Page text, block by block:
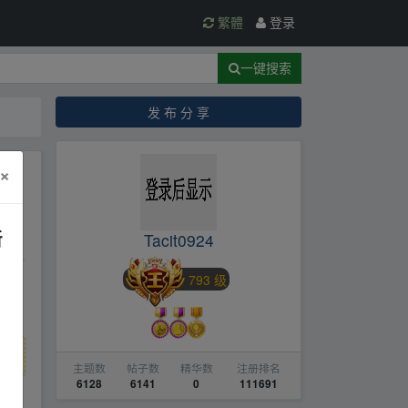
繁體 登录
一键搜索
发 布 分 享
Tacit0924
793 级
主题数
6128
帖子数
6141
精华数
0
注册排名
111691
×